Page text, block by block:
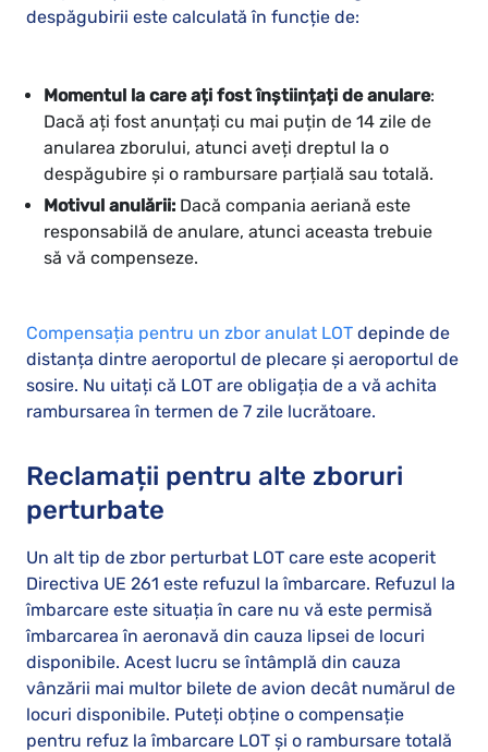
despăgubirii este calculată în funcție de:
Momentul la care ați fost înștiințați de anulare:
Dacă ați fost anunțați cu mai puțin de 14 zile de
anularea zborului, atunci aveți dreptul la o
despăgubire și o rambursare parțială sau totală.
Motivul anulării: Dacă compania aeriană este
responsabilă de anulare, atunci aceasta trebuie
să vă compenseze.
Compensația pentru un zbor anulat LOT depinde de
distanța dintre aeroportul de plecare și aeroportul de
sosire. Nu uitați că LOT are obligația de a vă achita
rambursarea în termen de 7 zile lucrătoare.
Reclamații pentru alte zboruri
perturbate
Un alt tip de zbor perturbat LOT care este acoperit
Directiva UE 261 este refuzul la îmbarcare. Refuzul la
îmbarcare este situația în care nu vă este permisă
îmbarcarea în aeronavă din cauza lipsei de locuri
disponibile. Acest lucru se întâmplă din cauza
vânzării mai multor bilete de avion decât numărul de
locuri disponibile. Puteți obține o compensație
pentru refuz la îmbarcare LOT și o rambursare totală